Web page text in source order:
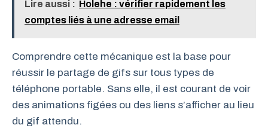
Lire aussi : Holehe : vérifier rapidement les
comptes liés à une adresse email
Comprendre cette mécanique est la base pour
réussir le partage de gifs sur tous types de
téléphone portable. Sans elle, il est courant de voir
des animations figées ou des liens s’afficher au lieu
du gif attendu.